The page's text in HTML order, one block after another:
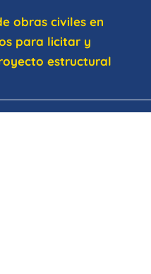
obras civiles en
para licitar y
estructural